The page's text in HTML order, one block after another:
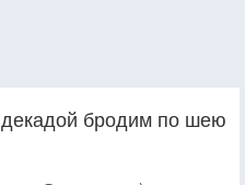
бродим по шею